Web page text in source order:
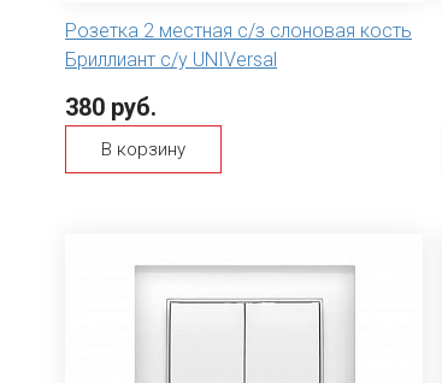
Розетка 2 местная с/з слоновая кость
Бриллиант с/у UNIVersal
380 руб.
В корзину